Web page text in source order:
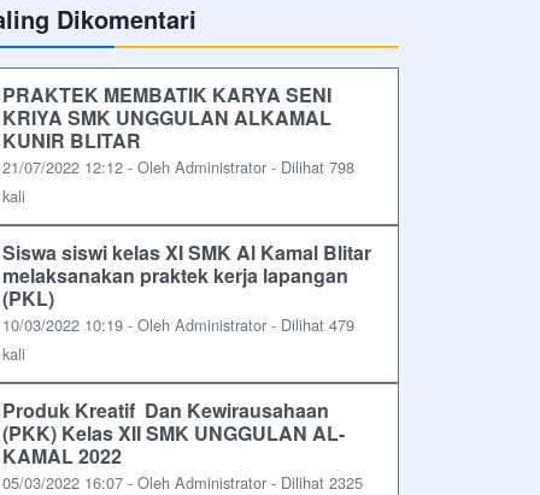
Dikomentari
PRAKTEK MEMBATIK KARYA SENI
KRIYA SMK UNGGULAN ALKAMAL
KUNIR BLITAR
21/07/2022 12:12 - Oleh Administrator - Dilihat 798
kali
Siswa siswi kelas XI SMK Al Kamal Blitar
melaksanakan praktek kerja lapangan
(PKL)
10/03/2022 10:19 - Oleh Administrator - Dilihat 479
kali
Produk Kreatif Dan Kewirausahaan
(PKK) Kelas XII SMK UNGGULAN AL-
KAMAL 2022
05/03/2022 16:07 - Oleh Administrator - Dilihat 2325